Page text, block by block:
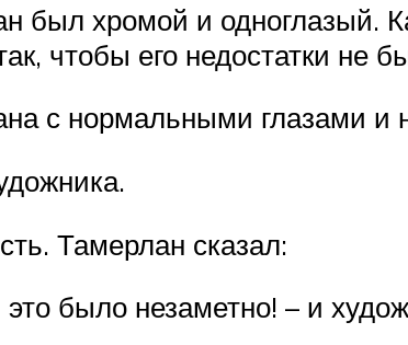
был хромой и одноглазый.
чтобы его недостатки не
с нормальными глазами и
Тамерлан сказал:
было незаметно! – и